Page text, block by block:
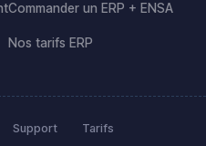
Commander un ERP + ENSA
Nos tarifs ERP
Support Tarifs